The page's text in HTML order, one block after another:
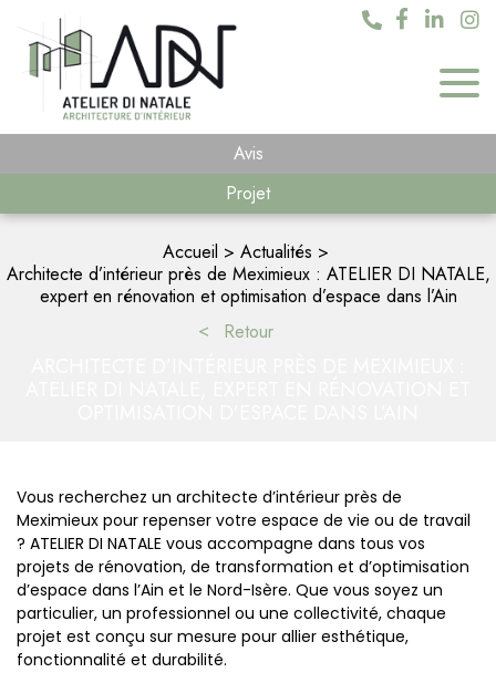
Avis
Projet
Accueil
Actualités
Architecte d’intérieur près de Meximieux : ATELIER DI NATALE,
expert en rénovation et optimisation d’espace dans l’Ain
Retour
Vous recherchez un architecte d’intérieur près de
Meximieux pour repenser votre espace de vie ou de travail
? ATELIER DI NATALE vous accompagne dans tous vos
projets de rénovation, de transformation et d’optimisation
d’espace dans l’Ain et le Nord-Isère. Que vous soyez un
particulier, un professionnel ou une collectivité, chaque
projet est conçu sur mesure pour allier esthétique,
fonctionnalité et durabilité.